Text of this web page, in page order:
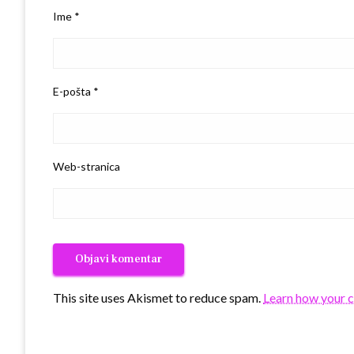
Ime *
E-pošta *
Web-stranica
This site uses Akismet to reduce spam. Learn how your